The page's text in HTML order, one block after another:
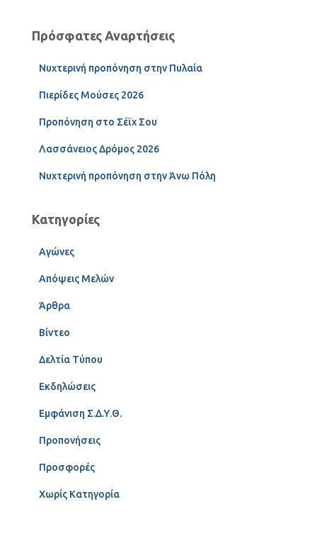
Πρόσφατες Αναρτήσεις
Νυχτερινή προπόνηση στην Πυλαία
Πιερίδες Μούσες 2026
Προπόνηση στο Σέϊχ Σου
Λασσάνειος Δρόμος 2026
Νυχτερινή προπόνηση στην Άνω Πόλη
Κατηγορίες
Αγώνες
Απόψεις Μελών
Άρθρα
Βίντεο
Δελτία Τύπου
Εκδηλώσεις
Εμφάνιση Σ.Δ.Υ.Θ.
Προπονήσεις
Προσφορές
Χωρίς Κατηγορία